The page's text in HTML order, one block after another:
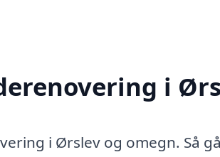
i
i Ørslev og omegn. Så